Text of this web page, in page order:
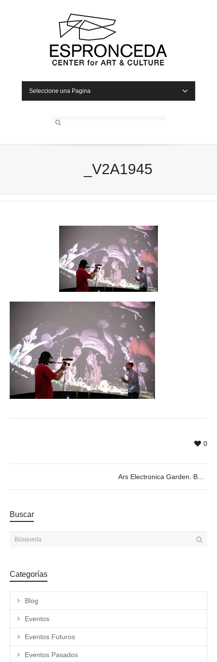
Seleccione una Pagina
_V2A1945
0
Buscar
Categorías
Blog
Eventos
Eventos Futuros
Eventos Pasados